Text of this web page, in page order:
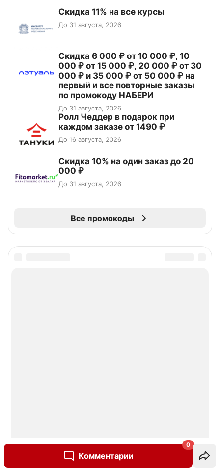
Комментарии
0
Скидка 11% на все курсы
До 31 августа, 2026
Скидка 6 000 ₽ от 10 000 ₽, 10
000 ₽ от 15 000 ₽, 20 000 ₽ от 30
000 ₽ и 35 000 ₽ от 50 000 ₽ на
первый и все повторные заказы
по промокоду НАБЕРИ
До 31 августа, 2026
Ролл Чеддер в подарок при
каждом заказе от 1490 ₽
До 16 августа, 2026
Скидка 10% на один заказ до 20
000 ₽
До 31 августа, 2026
Все промокоды